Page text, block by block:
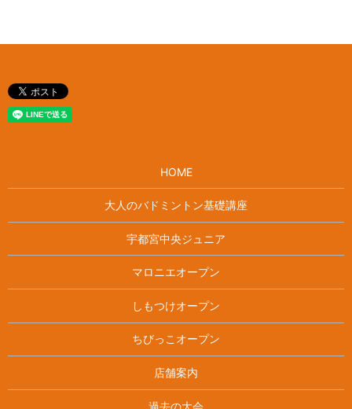
HOME
大人のバドミントン基礎講座
宇都宮中央ジュニア
マロニエオープン
しもつけオープン
ちびっこオープン
店舗案内
過去の大会